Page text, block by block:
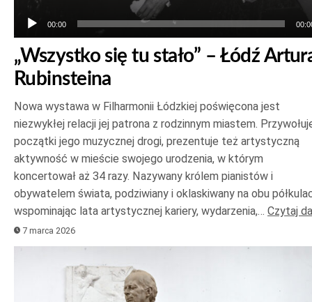
00:00
„Wszystko się tu stało” – Łódź
Rubinsteina
Nowa wystawa w Filharmonii Łódzkiej poświęcona jest
niezwykłej relacji jej patrona z rodzinnym miastem.
początki jego muzycznej drogi, prezentuje też artystyczną
aktywność w mieście swojego urodzenia, w którym
koncertował aż 34 razy. Nazywany królem pianistów i
obywatelem świata, podziwiany i oklaskiwany na obu
wspominając lata artystycznej kariery, wydarzenia,… Czytaj
7 marca 2026
dźwiękowych